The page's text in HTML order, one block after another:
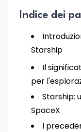
Indice dei
Starship
Il
per
Starship:
SpaceX
I